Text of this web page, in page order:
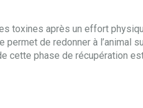
toxines après un effort
de redonner à
cette phase de récupération